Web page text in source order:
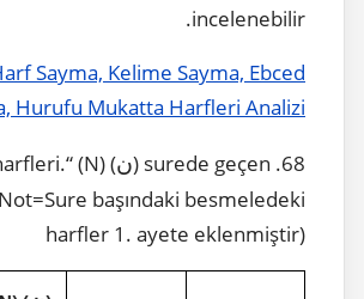
incelenebilir.
Sayma, Kelime Sayma, Ebced
Hurufu Mukatta Harfleri Analizi
68. surede geçen ( ن
harfleri.
başındaki besmeledeki
harfler 1. ayete eklenmiştir)